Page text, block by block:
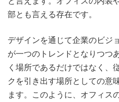
部とも言える存在です。
デザインを通じて企業のビジ
が一つのトレンドとなりつつ
く場所であるだけではなく、
クを引き出す場所としての意
ます。このように、オフィス